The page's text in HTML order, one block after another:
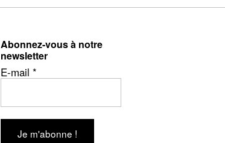
Abonnez-vous à notre
newsletter
E-mail *